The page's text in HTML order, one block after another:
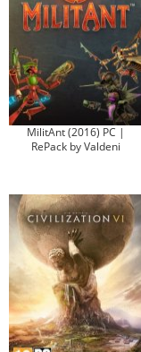
MilitAnt (2016) PC |
RePack by Valdeni